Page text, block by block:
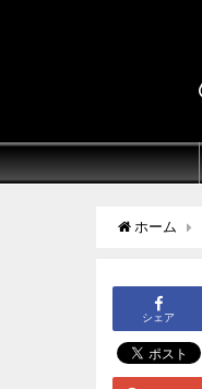
ホーム
シェア